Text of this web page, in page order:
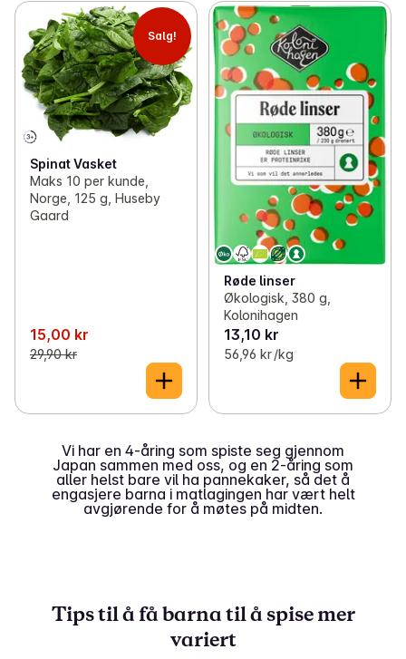
Salg!
Spinat Vasket
Maks 10 per kunde,
Norge, 125 g, Huseby
Gaard
15,00 kr
29,90 kr
Røde linser
Økologisk, 380 g,
Kolonihagen
13,10 kr
56,96 kr /kg
Vi har en 4-åring som spiste seg gjennom
Japan sammen med oss, og en 2-åring som
aller helst bare vil ha pannekaker, så det å
engasjere barna i matlagingen har vært helt
avgjørende for å møtes på midten.
Tips til å få barna til å spise mer
variert